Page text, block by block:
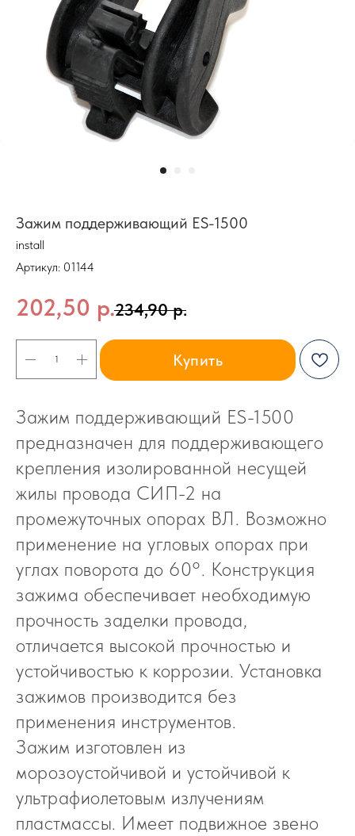
Зажим поддерживающий ES-1500
install
Артикул: 01144
202,50 р.234,90 р.
Купить
Зажим поддерживающий ES-1500
предназначен для поддерживающего
крепления изолированной несущей
жилы провода СИП-2 на
промежуточных опорах ВЛ. Возможно
применение на угловых опорах при
углах поворота до 60°. Конструкция
зажима обеспечивает необходимую
прочность заделки провода,
отличается высокой прочностью и
устойчивостью к коррозии. Установка
зажимов производится без
применения инструментов.
Зажим изготовлен из
морозоустойчивой и устойчивой к
ультрафиолетовым излучениям
пластмассы. Имеет подвижное звено